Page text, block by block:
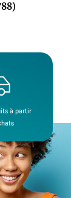
à partir